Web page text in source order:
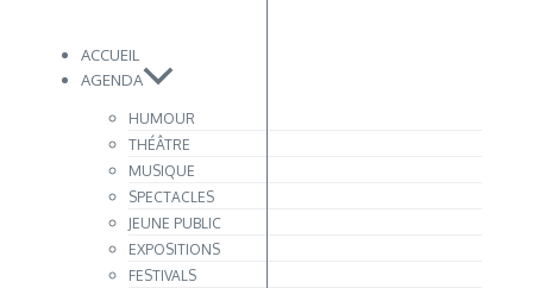
ACCUEIL
AGENDA
HUMOUR
THÉÂTRE
MUSIQUE
SPECTACLES
JEUNE PUBLIC
EXPOSITIONS
FESTIVALS